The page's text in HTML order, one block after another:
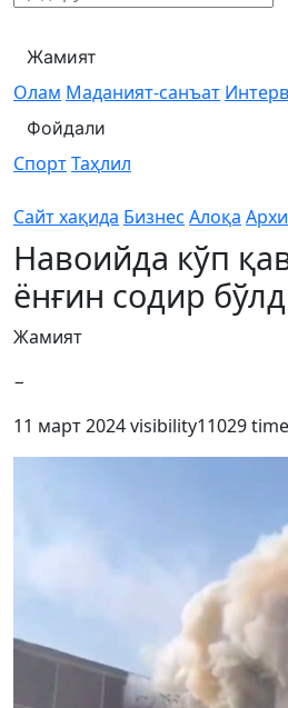
Жамият
Олам Маданият-санъат
Фойдали
СпортТаҳлил
Сайт хақида Бизнес Алоқа
Навоийда кўп
ёнғин содир
Жамият
−
11 март 2024visibility11029